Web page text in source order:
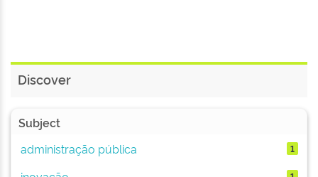
Discover
Subject
administração pública
1